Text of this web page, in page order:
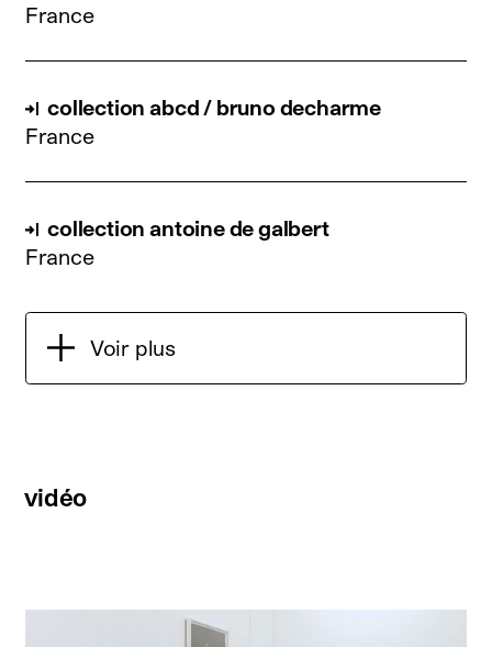
France
collection abcd / bruno decharme
France
collection antoine de galbert
France
Voir plus
vidéo